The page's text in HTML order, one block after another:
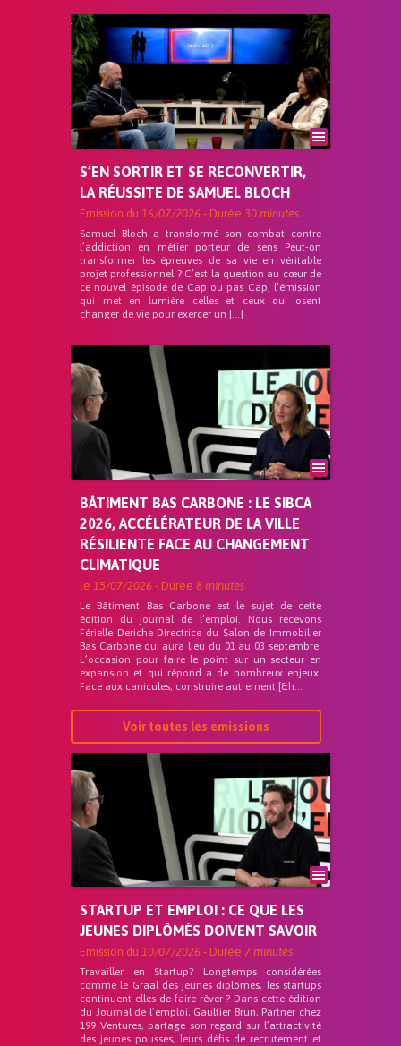
S’EN SORTIR ET SE RECONVERTIR,
LA RÉUSSITE DE SAMUEL BLOCH
Emission du 16/07/2026 - Durée 30 minutes
Samuel Bloch a transformé son combat contre
l’addiction en métier porteur de sens Peut-on
transformer les épreuves de sa vie en véritable
projet professionnel ? C’est la question au cœur de
ce nouvel épisode de Cap ou pas Cap, l’émission
qui met en lumière celles et ceux qui osent
changer de vie pour exercer un […]
BÂTIMENT BAS CARBONE : LE SIBCA
2026, ACCÉLÉRATEUR DE LA VILLE
RÉSILIENTE FACE AU CHANGEMENT
CLIMATIQUE
le 15/07/2026 - Durée 8 minutes
Le Bâtiment Bas Carbone est le sujet de cette
édition du journal de l’emploi. Nous recevons
Férielle Deriche Directrice du Salon de Immobilier
Bas Carbone qui aura lieu du 01 au 03 septembre.
L’occasion pour faire le point sur un secteur en
expansion et qui répond a de nombreux enjeux.
Face aux canicules, construire autrement [&h...
Voir toutes les emissions
STARTUP ET EMPLOI : CE QUE LES
JEUNES DIPLÔMÉS DOIVENT SAVOIR
Emission du 10/07/2026 - Durée 7 minutes
Travailler en Startup? Longtemps considérées
comme le Graal des jeunes diplômés, les startups
continuent-elles de faire rêver ? Dans cette édition
du Journal de l’emploi, Gaultier Brun, Partner chez
199 Ventures, partage son regard sur l’attractivité
des jeunes pousses, leurs défis de recrutement et